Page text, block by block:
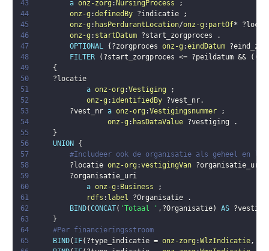
43
a onz-zorg : NursingProcess
;
44
onz-g :definedBy ?indicatie
;
45
onz-g : hasPerdurantLocation/onz-g : partOf*
46
onz-g : startDatum ?start_zorgproces
.
47
OPTIONAL { ?zorgproces onz-g :eindDatum
48
FILTER ( ?start_zorgproces <= ?peildatum && ( (
49
{
50
?locatie
51
a onz-org :Vestiging
;
52
onz-g : identifiedBy ?vest_nr.
53
?vest_nr a onz-org :Vestigingsnummer
;
54
onz-g : hasDataValue ?vestiging
.
55
}
56
UNION
{
57
#Includeer ook de organisatie als geheel en
58
?locatie onz-org :vestigingVan ?organisatie_uri
59
?organisatie_uri
60
a onz-g : Business
;
61
rdfs : label ?Organisatie
.
62
BIND(CONCAT( 'Totaal ' , ?Organisatie) AS
63
}
64
#Per financieringsstroom
65
BIND( IF( ?type_indicatie = onz-zorg :WlzIndicatie,